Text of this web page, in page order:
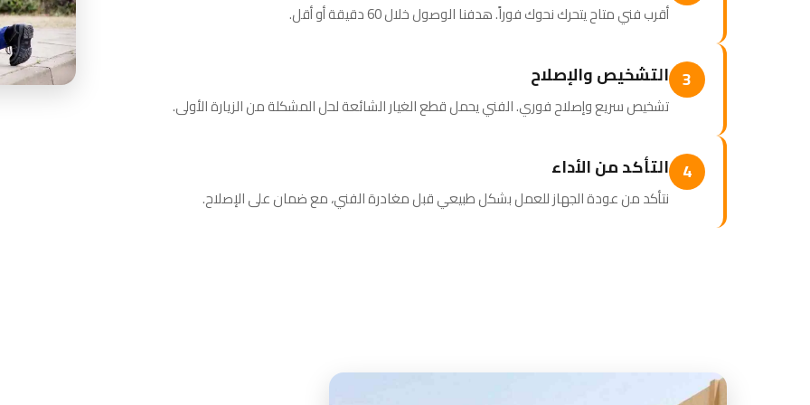
أقرب فني متاح يتحرك نحوك فوراً. هدفنا الوصول خلال 60 دقيقة أو أقل.
3 التشخيص والإصلاح
تشخيص سريع وإصلاح فوري. الفني يحمل قطع الغيار الشائعة لحل المشكلة من الزيارة الأولى.
4 التأكد من الأداء
نتأكد من عودة الجهاز للعمل بشكل طبيعي قبل مغادرة الفني، مع ضمان على الإصلاح.